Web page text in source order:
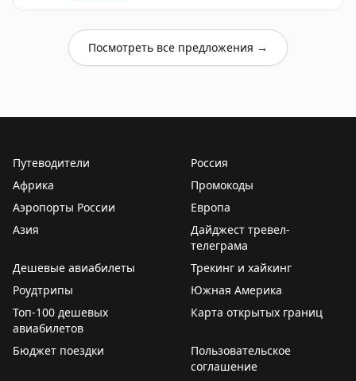
Посмотреть все предложения →
Путеводители
Россия
Африка
Промокоды
Аэропорты России
Европа
Азия
Дайджест тревел-
телеграма
Дешевые авиабилеты
Трекинг и хайкинг
Роудтрипы
Южная Америка
Топ-100 дешевых
авиабилетов
Карта открытых границ
Бюджет поездки
Пользовательское
соглашение